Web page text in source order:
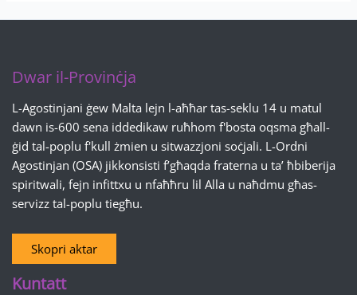
Dwar il-Provinċja
L-Agostinjani ġew Malta lejn l-aħħar tas-seklu 14 u matul
dawn is-600 sena iddedikaw ruħhom f'bosta oqsma għall-
ġid tal-poplu f'kull żmien u sitwazzjoni soċjali. L-Ordni
Agostinjan (OSA) jikkonsisti f’għaqda fraterna u ta’ ħbiberija
spiritwali, fejn infittxu u nfaħħru lil Alla u naħdmu għas-
servizz tal-poplu tiegħu.
Skopri aktar
Kuntatt